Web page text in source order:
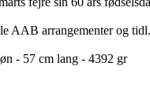
AAB arrangementer og
- 57 cm lang - 4392 gr